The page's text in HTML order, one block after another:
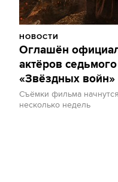
НОВОСТИ
Оглашён
актёров
«Звёздных войн»
Съёмки фильма
несколько недель